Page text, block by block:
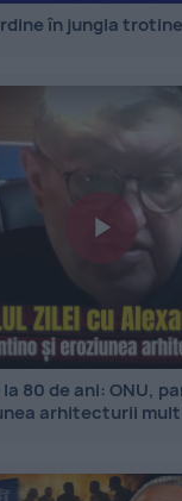
în jungla
80 de ani: ONU,
arhitecturii